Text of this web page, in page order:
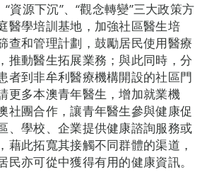
資源下沉”、“觀念轉變”三大政策方
醫學培訓基地，加強社區醫生培
查和管理計劃，鼓勵居民使用醫療
推動醫生拓展業務；與此同時，分
者到非牟利醫療機構開設的社區門
更多本澳青年醫生，增加就業機
社團合作，讓青年醫生參與健康促
、學校、企業提供健康諮詢服務或
藉此拓寬其接觸不同群體的渠道，
民亦可從中獲得有用的健康資訊。